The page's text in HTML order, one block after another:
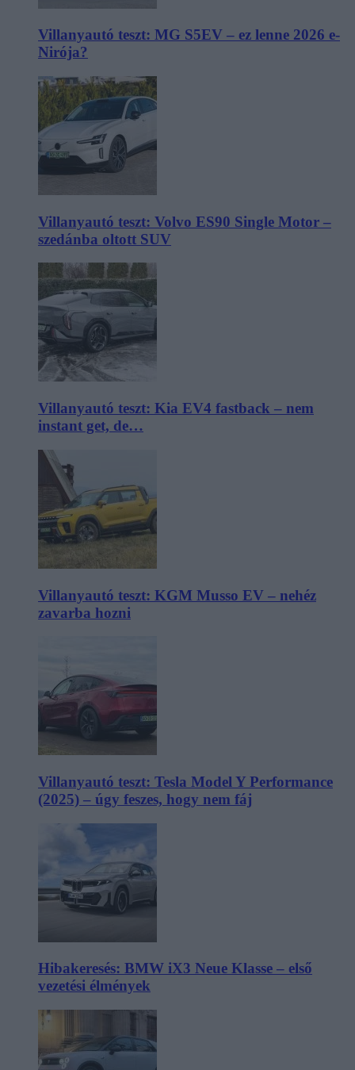
Villanyautó teszt: MG S5EV – ez lenne 2026 e-
Nirója?
Villanyautó teszt: Volvo ES90 Single Motor –
szedánba oltott SUV
Villanyautó teszt: Kia EV4 fastback – nem
instant get, de…
Villanyautó teszt: KGM Musso EV – nehéz
zavarba hozni
Villanyautó teszt: Tesla Model Y Performance
(2025) – úgy feszes, hogy nem fáj
Hibakeresés: BMW iX3 Neue Klasse – első
vezetési élmények